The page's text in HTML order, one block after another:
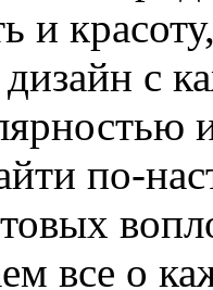
и
с
по-
все о